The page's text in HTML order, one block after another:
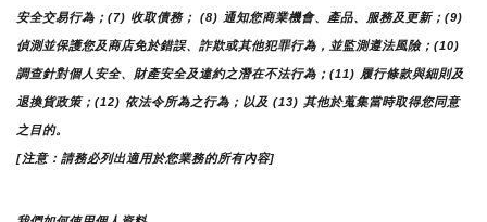
安全交易行為；(7) 收取債務； (8) 通知您商業機會、產品、服務及更新；(9)
偵測並保護您及商店免於錯誤、詐欺或其他犯罪行為，並監測遵法風險；(10)
調查針對個人安全、財產安全及違約之潛在不法行為；(11) 履行條款與細則及
退換貨政策；(12) 依法令所為之行為；以及 (13) 其他於蒐集當時取得您同意
之目的。
[注意：請務必列出適用於您業務的所有內容]